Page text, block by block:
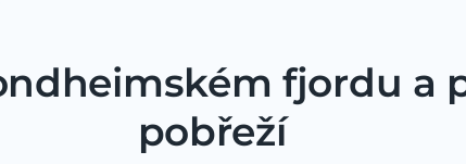
fjordu a
pobřeží